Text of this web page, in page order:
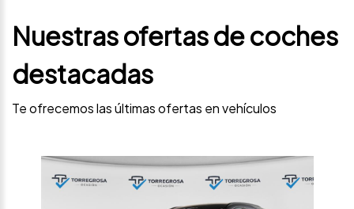
Nuestras ofertas de coches
destacadas
Te ofrecemos las últimas ofertas en vehículos